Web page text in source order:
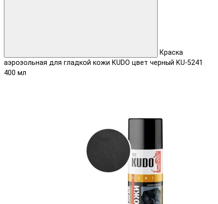
Краска
аэрозольная для гладкой кожи KUDO цвет черный KU-5241
400 мл